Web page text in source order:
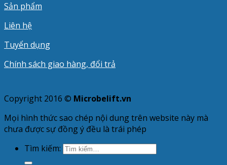
Sản phẩm
Liên hệ
Tuyển dụng
Chính sách giao hàng, đổi trả
Copyright 2016 © Microbelift.vn
Mọi hình thức sao chép nội dung trên website này mà
chưa được sự đồng ý đều là trái phép
Tìm kiếm: